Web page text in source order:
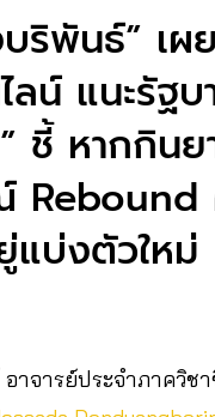
ริพันธ์” เ
น์ แนะรัฐบ
ชี้ หากกินย
แบ่งตัวใหม่
อาจารย์ประจำภาควิ